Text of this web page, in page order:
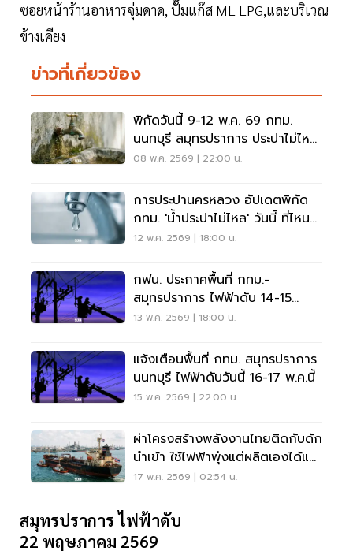
ซอยหน้าร้านอาหารจุ่มดาด, ปั๊มแก๊ส ML LPG,และบริเวณ
ข้างเคียง
ข่าวที่เกี่ยวข้อง
พิกัดวันนี้ 9-12 พ.ค. 69 กทม.
นนทบุรี สมุทรปราการ ประปาไม่ไหล
ที่ไหนบ้าง
08 พ.ค. 2569 | 22:00 น.
การประปานครหลวง อัปเดตพิกัด
กทม. 'น้ำประปาไม่ไหล' วันนี้ ที่ไหน
บ้าง
12 พ.ค. 2569 | 18:00 น.
กฟน. ประกาศพื้นที่ กทม.-
สมุทรปราการ ไฟฟ้าดับ 14-15
พ.ค.นี้
13 พ.ค. 2569 | 18:00 น.
แจ้งเตือนพื้นที่ กทม. สมุทรปราการ
นนทบุรี ไฟฟ้าดับวันนี้ 16-17 พ.ค.นี้
15 พ.ค. 2569 | 22:00 น.
ผ่าโครงสร้างพลังงานไทยติดกับดัก
นำเข้า ใช้ไฟฟ้าพุ่งแต่ผลิตเองได้แค่
ครึ่งเดียว
17 พ.ค. 2569 | 02:54 น.
สมุทรปราการ ไฟฟ้าดับ
22 พฤษภาคม 2569